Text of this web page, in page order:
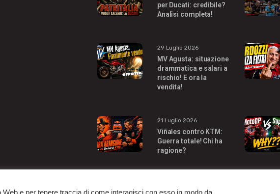
per Ducati: credibile?
Analisi completa!
29 Luglio 2026
MV Agusta: situazione
drammatica e salari a
rischio! E ora la
vendita!
21 Luglio 2026
Viñales contro KTM:
Guerra totale! Chi ha
ragione?